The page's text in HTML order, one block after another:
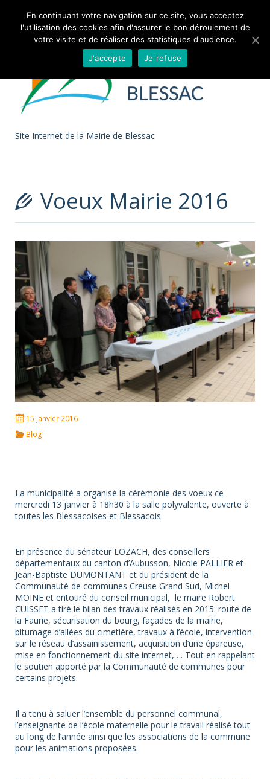
Site Internet de la Mairie de Blessac
Skip to
content
Voeux Mairie 2016
15 janvier 2016
Blog
La municipalité a organisé la cérémonie des voeux ce
mercredi 13 janvier à 18h30 à la salle polyvalente, ouverte à
toutes les Blessacoises et Blessacois.
En présence du sénateur LOZACH, des conseillers
départementaux du canton d’Aubusson, Nicole PALLIER et
Jean-Baptiste DUMONTANT et du président de la
Communauté de communes Creuse Grand Sud, Michel
MOINE et entouré du conseil municipal, le maire Robert
CUISSET a tiré le bilan des travaux réalisés en 2015: route de
la Faurie, sécurisation du bourg, façades de la mairie,
bitumage d’allées du cimetière, travaux à l’école, intervention
sur le réseau d’assainissement, acquisition d’une épareuse,
mise en fonctionnement du site internet,…. Tout en rappelant
le soutien apporté par la Communauté de communes pour
certains projets.
Il a tenu à saluer l’ensemble du personnel communal,
l’enseignante de l’école maternelle pour le travail réalisé tout
au long de l’année ainsi que les associations de la commune
pour les animations proposées.
En continuant votre navigation sur ce site, vous acceptez
l'utilisation des cookies afin d'assurer le bon déroulement de
votre visite et de réaliser des statistiques d'audience.
J'accepte
Je refuse